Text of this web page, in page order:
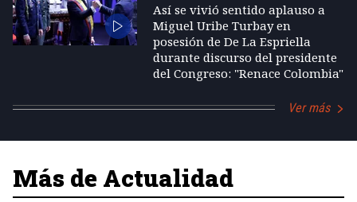
Así se vivió sentido aplauso a
Miguel Uribe Turbay en
posesión de De La Espriella
durante discurso del presidente
del Congreso: "Renace Colombia"
Ver más
Más de Actualidad